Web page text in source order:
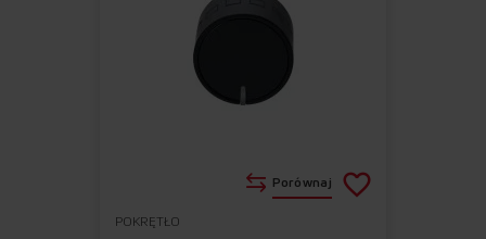
POKRĘTŁO
Porównaj